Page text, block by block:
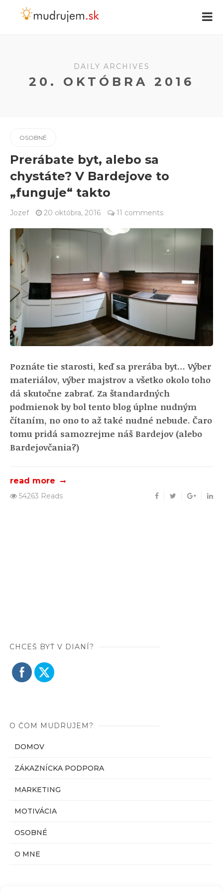
DAILY ARCHIVES
20. OKTÓBRA 2016
OSOBNÉ
Prerábate byt, alebo sa
chystáte? V Bardejove to
„funguje“ takto
Jozef 20 októbra, 2016 11 comments
Poznáte tie starosti, keď sa prerába byt… Výber
materiálov, výber majstrov a všetko okolo toho
dá skutočne zabrať. Za štandardných
podmienok by bol tento blog úplne nudným
čítaním, no ono to až také nudné nebude. Čaro
tomu pridá samozrejme náš Bardejov (alebo
Bardejovčania?)
read more
54263 Reads
CHCEŠ BYŤ V DIANÍ?
O ČOM MUDRUJEM?
DOMOV
ZÁKAZNÍCKA PODPORA
MARKETING
MOTIVÁCIA
OSOBNÉ
O MNE